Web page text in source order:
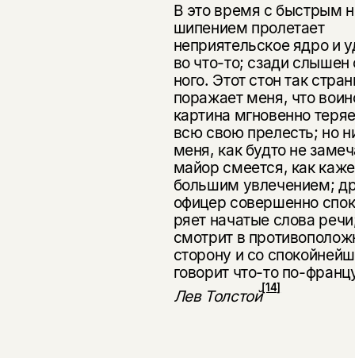
В это время с быстрым
шипе­нием пролетает
неприятельское ядро и
во что-то; сзади
ного. Этот стон так
поражает меня, что
картина мгновенно
всю свою прелесть; но
меня, как будто не
майор сме­ется, как
большим увлечением;
офицер совершенно
ряет начатые слова
смотрит в
сторону и со
говорит что-то по-
Лев Толстой[14]